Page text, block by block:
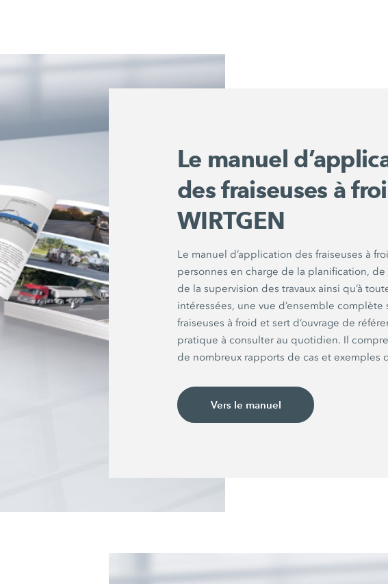
Le manuel
des fraiseuses à
WIRTGEN
Le manuel d’application des fraiseuses à
personnes en charge de la planification, de
de la supervision des travaux ainsi qu’à
intéressées, une vue d’ensemble complète
fraiseuses à froid et sert d’ouvrage de
pratique à consulter au quotidien. Il
de nombreux rapports de cas et exemples
Vers le manuel